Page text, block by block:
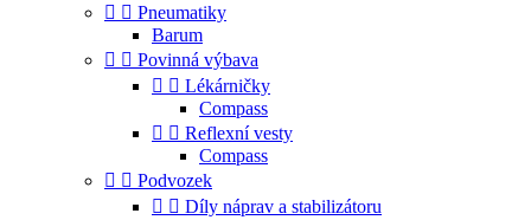
  Pneumatiky
Barum
  Povinná výbava
  Lékárničky
Compass
  Reflexní vesty
Compass
  Podvozek
  Díly náprav a stabilizátoru